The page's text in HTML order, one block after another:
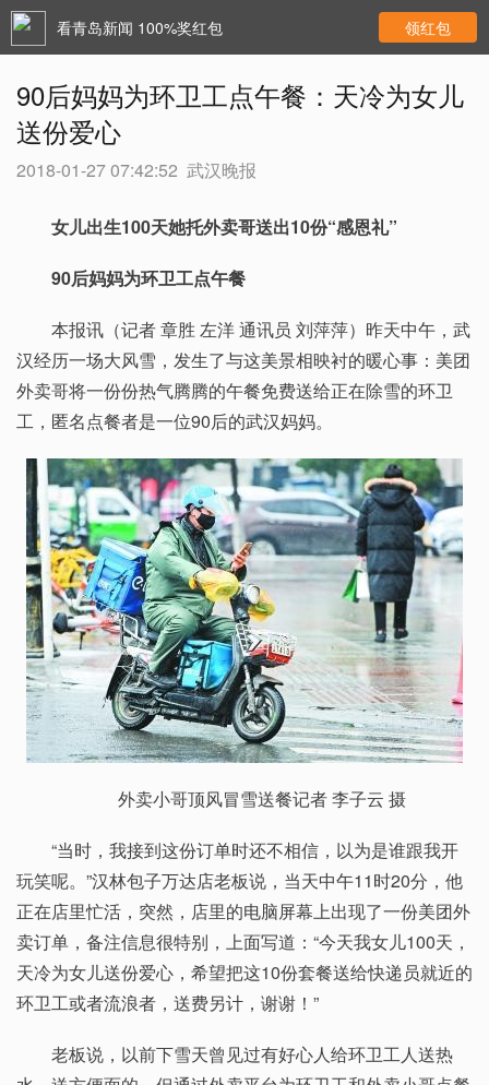
看青岛新闻 100%奖红包 领红包
90后妈妈为环卫工点午餐：天冷为女儿
送份爱心
2018-01-27 07:42:52 武汉晚报
女儿出生100天她托外卖哥送出10份“感恩礼”
90后妈妈为环卫工点午餐
本报讯（记者 章胜 左洋 通讯员 刘萍萍）昨天中午，武
汉经历一场大风雪，发生了与这美景相映衬的暖心事：美团
外卖哥将一份份热气腾腾的午餐免费送给正在除雪的环卫
工，匿名点餐者是一位90后的武汉妈妈。
外卖小哥顶风冒雪送餐记者 李子云 摄
“当时，我接到这份订单时还不相信，以为是谁跟我开
玩笑呢。”汉林包子万达店老板说，当天中午11时20分，他
正在店里忙活，突然，店里的电脑屏幕上出现了一份美团外
卖订单，备注信息很特别，上面写道：“今天我女儿100天，
天冷为女儿送份爱心，希望把这10份套餐送给快递员就近的
环卫工或者流浪者，送费另计，谢谢！”
老板说，以前下雪天曾见过有好心人给环卫工人送热